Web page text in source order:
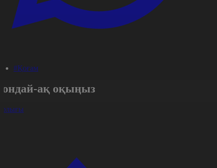
#Қоғам
ақ оқыңыз